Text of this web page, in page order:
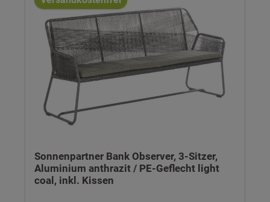
Sonnenpartner Bank Observer, 3-Sitzer,
Aluminium anthrazit / PE-Geflecht light
coal, inkl. Kissen